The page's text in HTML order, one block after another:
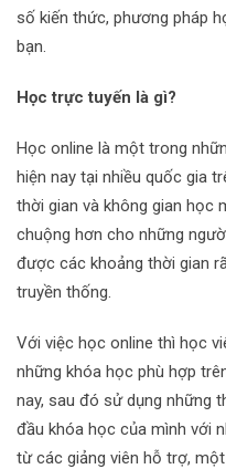
số kiến thức, phương pháp
bạn.
Học trực tuyến là gì?
Học online là một trong
hiện nay tại nhiều quốc gia
thời gian và không gian học
chuộng hơn cho những
được các khoảng thời gian
truyền thống.
Với việc học online thì học
những khóa học phù hợp
nay, sau đó sử dụng những
đầu khóa học của mình với
từ các giảng viên hỗ trợ,